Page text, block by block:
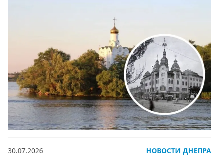
30.07.2026 НОВОСТИ ДНЕПРА